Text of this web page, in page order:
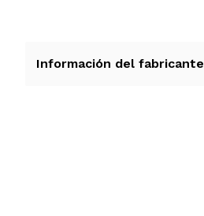
Información del fabricante